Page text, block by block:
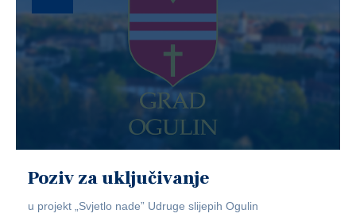
Poziv za uključivanje
u projekt „Svjetlo nade” Udruge slijepih Ogulin